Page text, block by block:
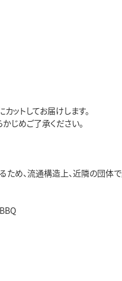
トしてお届けします。
じめご了承ください。
め、流通構造上、近隣の団体